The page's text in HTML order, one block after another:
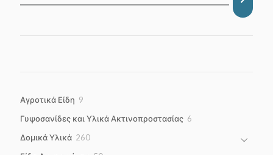
Αγροτικά Είδη 9
Γυψοσανίδες και Υλικά Ακτινοπροστασίας 6
Δομικά Υλικά 260260